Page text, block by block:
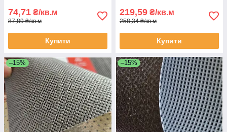
74,71 ₴/кв.м
87,89 ₴/кв.м
Купити
219,59 ₴/кв.м
258,34 ₴/кв.м
Купити
–15% –15%